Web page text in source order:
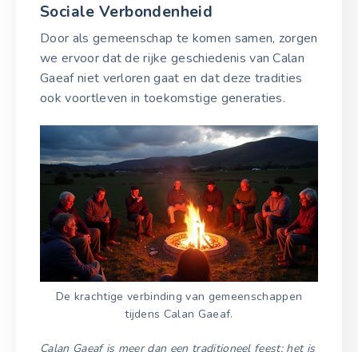
Sociale Verbondenheid
Door als gemeenschap te komen samen, zorgen
we ervoor dat de rijke geschiedenis van Calan
Gaeaf niet verloren gaat en dat deze tradities
ook voortleven in toekomstige generaties.
De krachtige verbinding van gemeenschappen
tijdens Calan Gaeaf.
Calan Gaeaf is meer dan een traditioneel feest; het is